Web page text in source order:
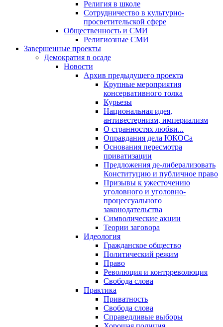
Религия в школе
Сотрудничество в культурно-
просветительской сфере
Общественность и СМИ
Религиозные СМИ
Завершенные проекты
Демократия в осаде
Новости
Архив предыдущего проекта
Крупные мероприятия
консервативного толка
Курьезы
Национальная идея,
антивестернизм, империализм
О странностях любви...
Оправдания дела ЮКОСа
Основания пересмотра
приватизации
Предложения де-либерализовать
Конституцию и публичное право
Призывы к ужесточению
уголовного и уголовно-
процессуального
законодательства
Символические акции
Теории заговора
Идеология
Гражданское общество
Политический режим
Право
Революция и контрреволюция
Свобода слова
Практика
Приватность
Свобода слова
Справедливые выборы